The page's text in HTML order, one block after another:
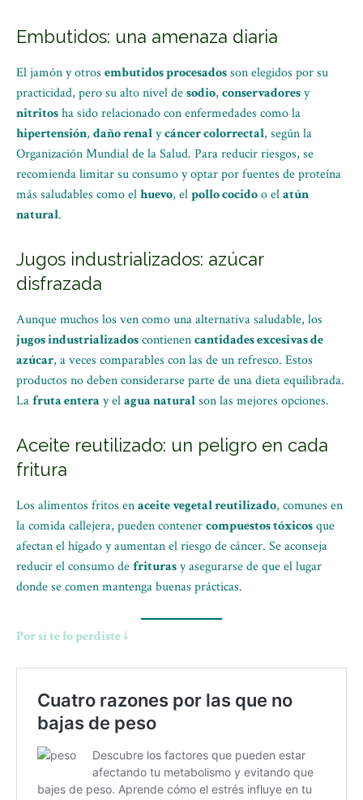
Embutidos: una amenaza diaria
El jamón y otros embutidos procesadosson elegidos por su
practicidad, pero su alto nivel desodio, conservadoresy
nitritosha sido relacionado con enfermedades como la
hipertensión, daño renalycáncer colorrectal, según la
Organización Mundial de la Salud. Para reducir riesgos, se
recomienda limitar su consumo y optar por fuentes de proteína
más saludables como elhuevo, elpollo cocidoo elatún
natural.
Jugos industrializados: azúcar
disfrazada
Aunque muchos los ven como una alternativa saludable, los
jugos industrializadoscontienencantidades excesivas de
azúcar, a veces comparables con las de un refresco. Estos
productos no deben considerarse parte de una dieta equilibrada.
Lafruta entera y elagua naturalson las mejores opciones.
Aceite reutilizado: un peligro en cada
fritura
Los alimentos fritos enaceite vegetal reutilizado, comunes en
la comida callejera, pueden contenercompuestos tóxicosque
afectan el hígado y aumentan el riesgo de cáncer. Se aconseja
reducir el consumo defriturasy asegurarse de que el lugar
donde se comen mantenga buenas prácticas.
Por sí te lo perdiste ↓